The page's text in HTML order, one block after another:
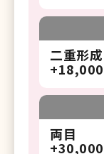
二重形成
両目